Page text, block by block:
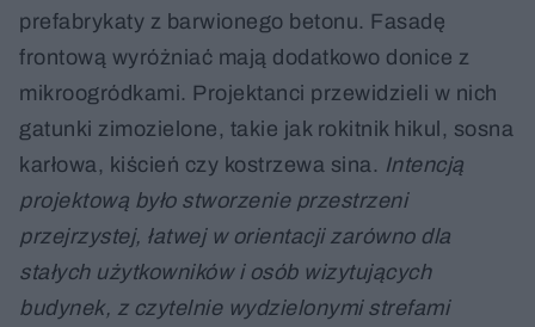
prefabrykaty z barwionego betonu. Fasadę
frontową wyróżniać mają dodatkowo donice z
mikroogródkami. Projektanci przewidzieli w nich
gatunki zimozielone, takie jak rokitnik hikul, sosna
karłowa, kiścień czy kostrzewa sina. Intencją
projektową było stworzenie przestrzeni
przejrzystej, łatwej w orientacji zarówno dla
stałych użytkowników i osób wizytujących
budynek, z czytelnie wydzielonymi strefami